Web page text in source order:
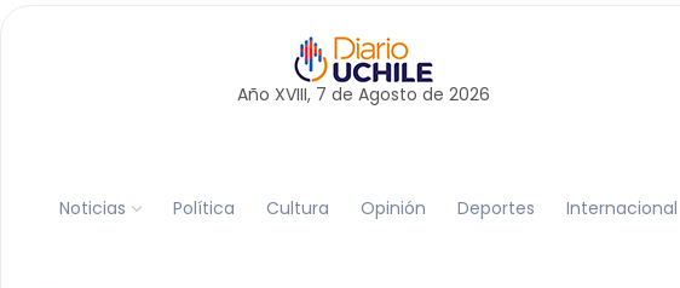
Año XVIII, 7 de Agosto de 2026
Noticias Política Cultura Opinión Deportes Internacional